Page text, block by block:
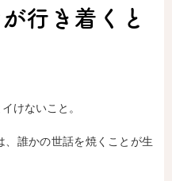
レ
行き着くと
けないこと。
、誰かの世話を焼くことが生